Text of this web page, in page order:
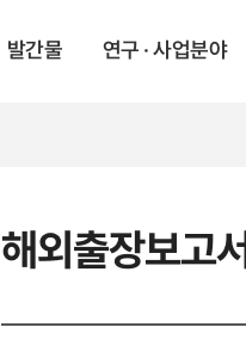
발간물 연구 · 사업분야
해외출장보고서